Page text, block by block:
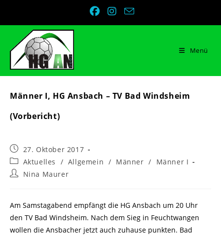
Menü
Männer I, HG Ansbach – TV Bad Windsheim
(Vorbericht)
Beitrag
veröffentlicht:
27. Oktober 2017
Beitrags-
Kategorie:
Aktuelles / Allgemein / Männer /
Männer I
Beitrags-Nina Maurer
Am Samstagabend empfängt die HG Ansbach um 20 Uhr
den TV Bad Windsheim. Nach dem Sieg in Feuchtwangen
wollen die Ansbacher jetzt auch zuhause punkten. Bad